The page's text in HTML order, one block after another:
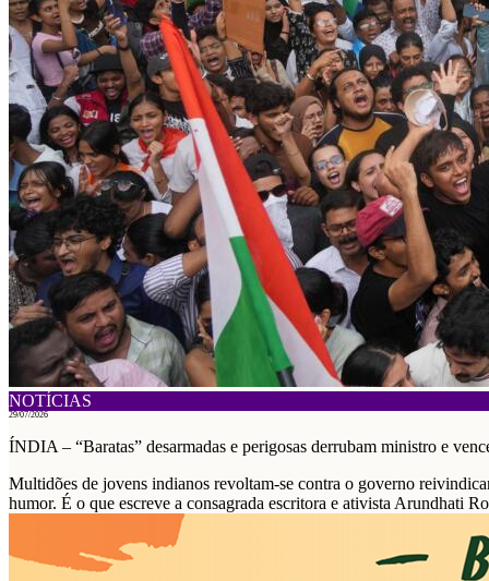
NOTÍCIAS
29/07/2026
ÍNDIA – “Baratas” desarmadas e perigosas derrubam ministro e
Multidões de jovens indianos revoltam-se contra o governo
humor. É o que escreve a consagrada escritora e ativista Arundhati